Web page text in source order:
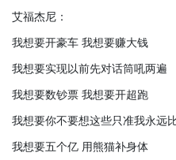
艾福杰尼：
我想要开豪车 我想要赚大钱
我想要实现以前先对话筒吼两遍
我想要数钞票 我想要开超跑
我想要你不要想这些只准我永远
我想要五个亿 用熊猫补身体